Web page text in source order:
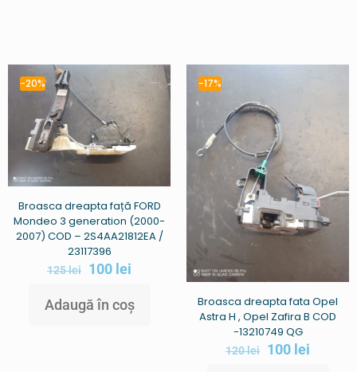
-20%
Broasca dreapta față FORD
Mondeo 3 generation (2000-
2007) COD – 2S4AA21812EA /
23117396
125lei 100 lei
Adaugă în coș
-17%
Broasca dreapta fata Opel
Astra H , Opel Zafira B COD
-13210749 QG
120lei 100 lei